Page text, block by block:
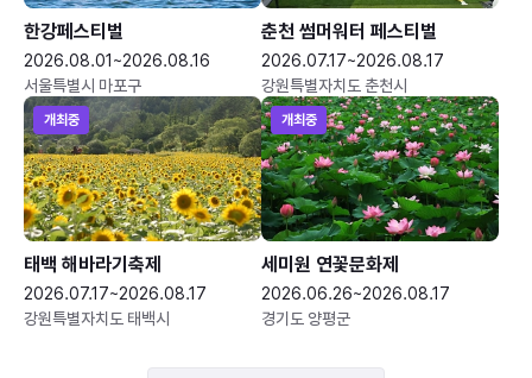
한강페스티벌
2026.08.01~2026.08.16
서울특별시 마포구
춘천 썸머워터 페스티벌
2026.07.17~2026.08.17
강원특별자치도 춘천시
개최중
태백 해바라기축제
2026.07.17~2026.08.17
강원특별자치도 태백시
개최중
세미원 연꽃문화제
2026.06.26~2026.08.17
경기도 양평군